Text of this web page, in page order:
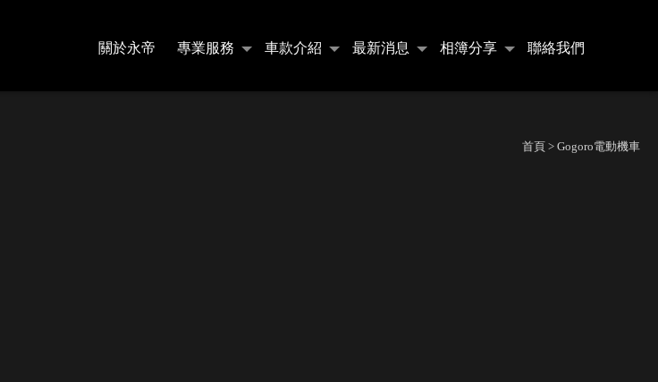
關於永帝 專業服務 車款介紹 最新消息 相簿分享 聯絡我們
首頁 > Gogoro電動機車